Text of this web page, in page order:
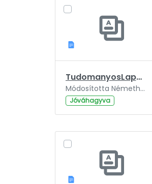
TudomanyosLapok.docx
Módosította Németh Szabolcs, ennyi ideje: 3 év.
Jóváhagyva